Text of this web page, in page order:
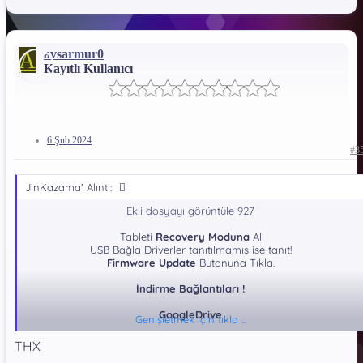
A avsarmur0
Kayıtlı Kullanıcı
6 Şub 2024
JinKazama' Alıntı:
Ekli dosyayı görüntüle 927
Tableti Recovery ModunaAl
USB Bağla Driverler tanıtılmamış ise tanıt!
Firmware Update Butonuna Tıkla.
İndirme Bağlantıları !
GoogleDrive
Genişletmek için tıkla ...
THX